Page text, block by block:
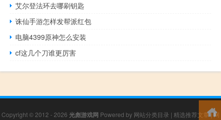
艾尔登法环去哪刷钥匙
诛仙手游怎样发帮派红包
电脑4399原神怎么安装
cf这几个刀谁更厉害
Copyright © 2012 - 2026 光彪游戏网 Powered by 网站分类目录 | 精选推荐文章 |网